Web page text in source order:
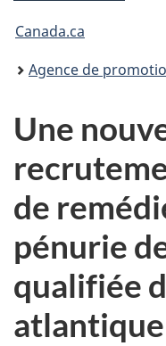
Vous
êtes
Canada.ca
Agence de promotion
Une
de
pénurie
qualifiée
atlantique